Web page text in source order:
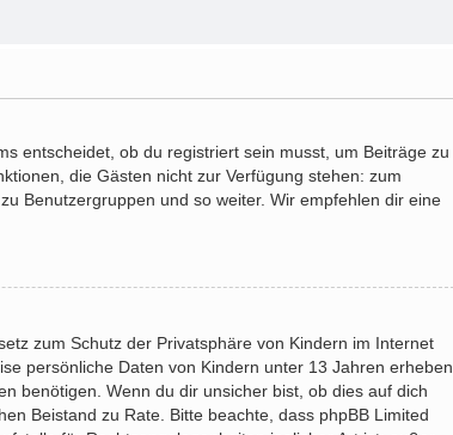
entscheidet, ob du registriert sein musst, um Beiträge zu
die Gästen nicht zur Verfügung stehen: zum
Benutzergruppen und so weiter. Wir empfehlen dir eine
zum Schutz der Privatsphäre von Kindern im Internet
persönliche Daten von Kindern unter 13 Jahren erheben,
benötigen. Wenn du dir unsicher bist, ob dies auf dich
Beistand zu Rate. Bitte beachte, dass phpBB Limited